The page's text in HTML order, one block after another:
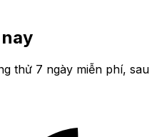
thử 7 ngày miễn phí, sau